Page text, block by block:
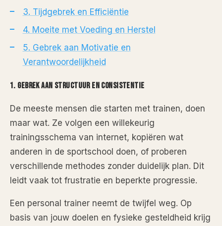
3. Tijdgebrek en Efficiëntie
4. Moeite met Voeding en Herstel
5. Gebrek aan Motivatie en
Verantwoordelijkheid
1. Gebrek aan Structuur en Consistentie
De meeste mensen die starten met trainen, doen
maar wat. Ze volgen een willekeurig
trainingsschema van internet, kopiëren wat
anderen in de sportschool doen, of proberen
verschillende methodes zonder duidelijk plan. Dit
leidt vaak tot frustratie en beperkte progressie.
Een personal trainer neemt de twijfel weg. Op
basis van jouw doelen en fysieke gesteldheid krijg